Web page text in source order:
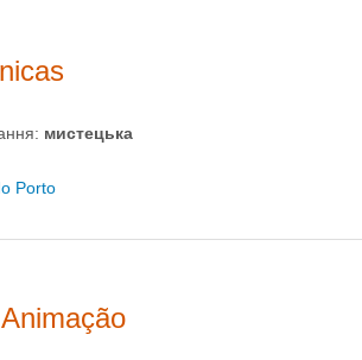
мистецькa
Porto